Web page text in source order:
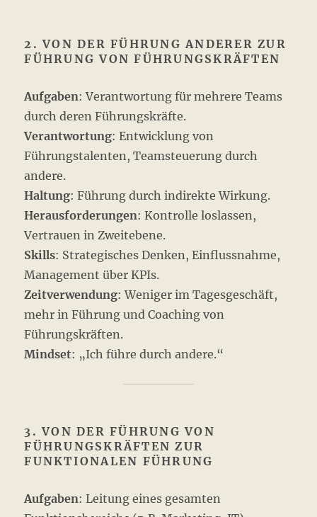
2. VON DER FÜHRUNG ANDERER ZUR
FÜHRUNG VON FÜHRUNGSKRÄFTEN
Aufgaben: Verantwortung für mehrere Teams
durch deren Führungskräfte.
Verantwortung: Entwicklung von
Führungstalenten, Teamsteuerung durch
andere.
Haltung: Führung durch indirekte Wirkung.
Herausforderungen: Kontrolle loslassen,
Vertrauen in Zweitebene.
Skills: Strategisches Denken, Einflussnahme,
Management über KPIs.
Zeitverwendung: Weniger im Tagesgeschäft,
mehr in Führung und Coaching von
Führungskräften.
Mindset: „Ich führe durch andere.“
3. VON DER FÜHRUNG VON
FÜHRUNGSKRÄFTEN ZUR
FUNKTIONALEN FÜHRUNG
Aufgaben: Leitung eines gesamten